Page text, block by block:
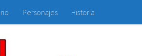
Personajes Historia